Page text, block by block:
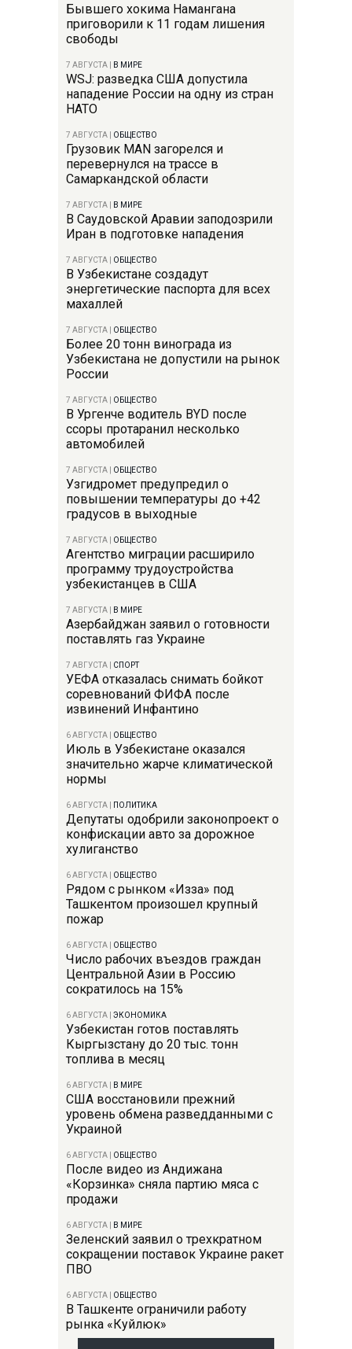
Бывшего хокима Намангана
приговорили к 11 годам лишения
свободы
7 АВГУСТА В МИРЕ
WSJ: разведка США допустила
нападение России на одну из стран
НАТО
7 АВГУСТА ОБЩЕСТВО
Грузовик MAN загорелся и
перевернулся на трассе в
Самаркандской области
7 АВГУСТА В МИРЕ
В Саудовской Аравии заподозрили
Иран в подготовке нападения
7 АВГУСТА ОБЩЕСТВО
В Узбекистане создадут
энергетические паспорта для всех
махаллей
7 АВГУСТА ОБЩЕСТВО
Более 20 тонн винограда из
Узбекистана не допустили на рынок
России
7 АВГУСТА ОБЩЕСТВО
В Ургенче водитель BYD после
ссоры протаранил несколько
автомобилей
7 АВГУСТА ОБЩЕСТВО
Узгидромет предупредил о
повышении температуры до +42
градусов в выходные
7 АВГУСТА ОБЩЕСТВО
Агентство миграции расширило
программу трудоустройства
узбекистанцев в США
7 АВГУСТА В МИРЕ
Азербайджан заявил о готовности
поставлять газ Украине
7 АВГУСТА СПОРТ
УЕФА отказалась снимать бойкот
соревнований ФИФА после
извинений Инфантино
6 АВГУСТА ОБЩЕСТВО
Июль в Узбекистане оказался
значительно жарче климатической
нормы
6 АВГУСТА ПОЛИТИКА
Депутаты одобрили законопроект о
конфискации авто за дорожное
хулиганство
6 АВГУСТА ОБЩЕСТВО
Рядом с рынком «Изза» под
Ташкентом произошел крупный
пожар
6 АВГУСТА ОБЩЕСТВО
Число рабочих въездов граждан
Центральной Азии в Россию
сократилось на 15%
6 АВГУСТА ЭКОНОМИКА
Узбекистан готов поставлять
Кыргызстану до 20 тыс. тонн
топлива в месяц
6 АВГУСТА В МИРЕ
США восстановили прежний
уровень обмена разведданными с
Украиной
6 АВГУСТА ОБЩЕСТВО
После видео из Андижана
«Корзинка» сняла партию мяса с
продажи
6 АВГУСТА В МИРЕ
Зеленский заявил о трехкратном
сокращении поставок Украине ракет
ПВО
6 АВГУСТА ОБЩЕСТВО
В Ташкенте ограничили работу
рынка «Куйлюк»